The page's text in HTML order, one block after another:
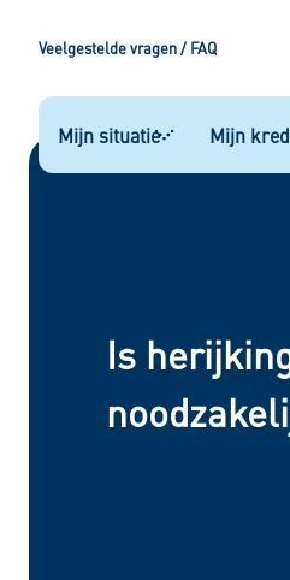
Veelgestelde vragen / FAQ
Mijn situatie Mijn
Is